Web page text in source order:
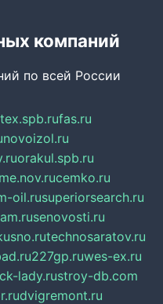
компаний
по всей России
fas.ru
novoizol.ru
orakul.spb.ru
cemko.ru
oil.rusuperiorsearch.ru
senovosti.ru
technosaratov.ru
227gp.ruwes-ex.ru
lady.rustroy-db.com
dvigremont.ru